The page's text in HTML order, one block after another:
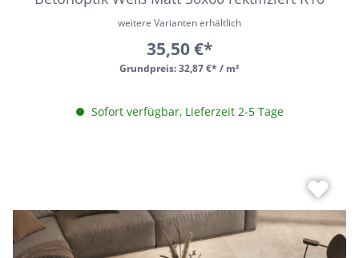
Grundpreis:32,87 €* / m²
weitere Varianten erhältlich
35,50 €*
Sofort verfügbar, Lieferzeit 2-5 Tage